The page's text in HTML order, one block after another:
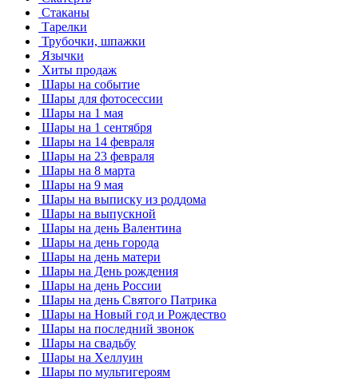
Стаканы
Тарелки
Трубочки, шпажки
Язычки
Хиты продаж
Шары на событие
Шары для фотосессии
Шары на 1 мая
Шары на 1 сентября
Шары на 14 февраля
Шары на 23 февраля
Шары на 8 марта
Шары на 9 мая
Шары на выписку из роддома
Шары на выпускной
Шары на день Валентина
Шары на день города
Шары на день матери
Шары на День рождения
Шары на день России
Шары на день Святого Патрика
Шары на Новый год и Рождество
Шары на последний звонок
Шары на свадьбу
Шары на Хеллуин
Шары по мультигероям